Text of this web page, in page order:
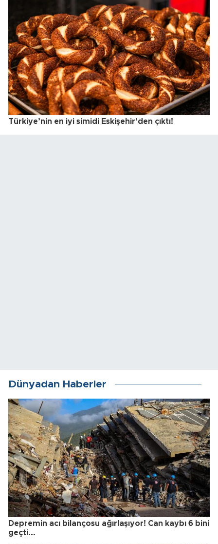
Türkiye’nin en iyi simidi Eskişehir’den çıktı!
Dünyadan Haberler
Depremin acı bilançosu ağırlaşıyor! Can kaybı 6 bini
geçti...